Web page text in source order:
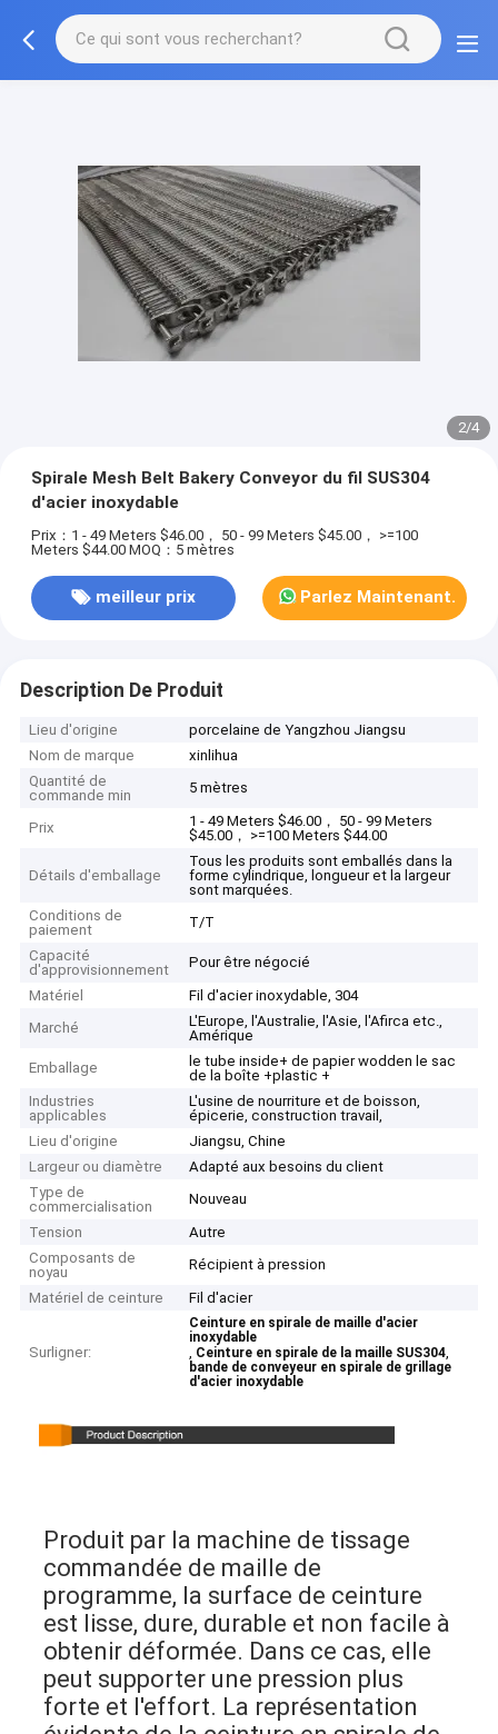
2/4
Spirale Mesh Belt Bakery Conveyor du fil SUS304
d'acier inoxydable
Prix：1 - 49 Meters $46.00， 50 - 99 Meters $45.00， >=100
Meters $44.00 MOQ：5 mètres
meilleur prix Parlez Maintenant.
Description De Produit
Lieu d'origine
porcelaine de Yangzhou Jiangsu
Nom de marque
xinlihua
Quantité de
commande min
5 mètres
Prix
1 - 49 Meters $46.00， 50 - 99 Meters
$45.00， >=100 Meters $44.00
Détails d'emballage
Tous les produits sont emballés dans la
forme cylindrique, longueur et la largeur
sont marquées.
Conditions de
paiement
T/T
Capacité
d'approvisionnement
Pour être négocié
Matériel
Fil d'acier inoxydable, 304
Marché
L'Europe, l'Australie, l'Asie, l'Afirca etc.,
Amérique
Emballage
le tube inside+ de papier wodden le sac
de la boîte +plastic +
Industries
applicables
L'usine de nourriture et de boisson,
épicerie, construction travail,
Lieu d'origine
Jiangsu, Chine
Largeur ou diamètre
Adapté aux besoins du client
Type de
commercialisation
Nouveau
Tension
Autre
Composants de
noyau
Récipient à pression
Matériel de ceinture
Fil d'acier
Surligner:
Ceinture en spirale de maille d'acier
inoxydable
, Ceinture en spirale de la maille SUS304,
bande de conveyeur en spirale de grillage
d'acier inoxydable
Produit par la machine de tissage
commandée de maille de
programme, la surface de ceinture
est lisse, dure, durable et non facile à
obtenir déformée. Dans ce cas, elle
peut supporter une pression plus
forte et l'effort. La représentation